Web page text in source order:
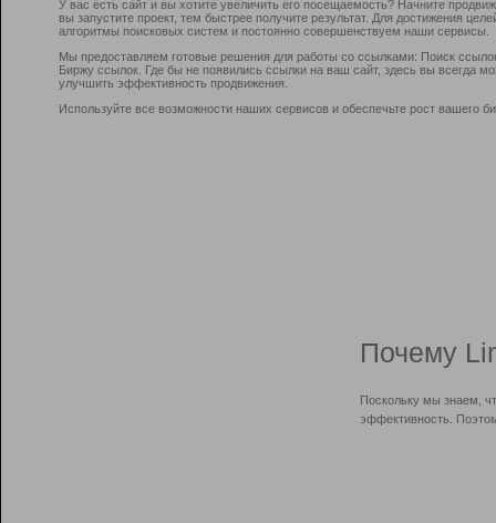
У вас есть сайт и вы хотите увеличить его посещаемость? Начните
вы запустите проект, тем быстрее получите результат. Для достижения
алгоритмы поисковых систем и постоянно совершенствуем наши сервисы.
Мы предоставляем готовые решения для работы со ссылками: Поиск
Биржу ссылок. Где бы не появились ссылки на ваш сайт, здесь вы всегда
улучшить эффективность продвижения.
Используйте все возможности наших сервисов и обеспечьте рост вашего
Почему
Поскольку мы знаем,
эффективность.